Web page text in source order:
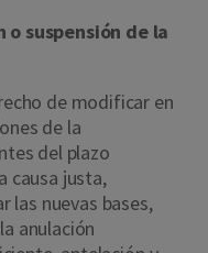
suspensión de la
de modificar en
de la
del plazo
causa justa,
las nuevas bases,
anulación